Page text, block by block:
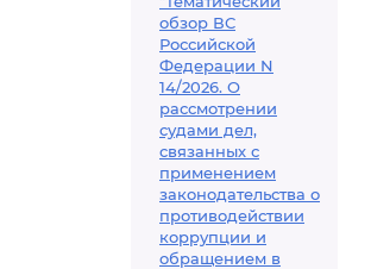
обзор ВС
Российской
Федерации N
14/2026. О
рассмотрении
судами дел,
связанных с
применением
законодательства о
противодействии
коррупции и
обращением в